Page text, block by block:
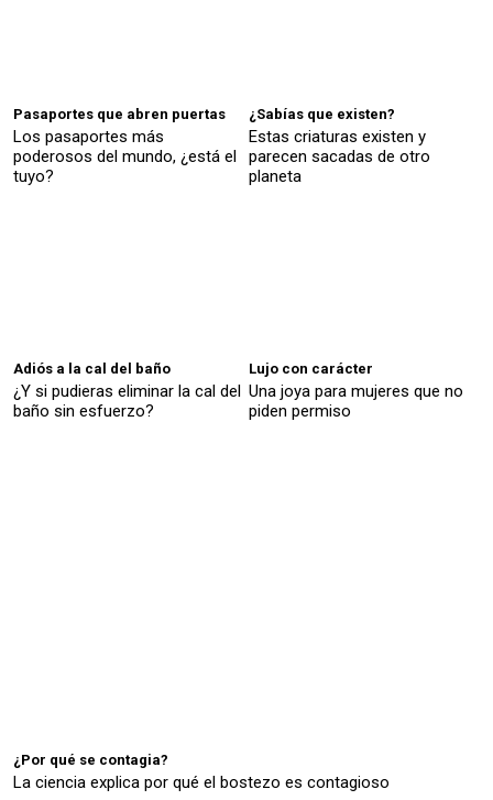
Pasaportes que abren puertas
Los pasaportes más
poderosos del mundo, ¿está el
tuyo?
¿Sabías que existen?
Estas criaturas existen y
parecen sacadas de otro
planeta
Adiós a la cal del baño
¿Y si pudieras eliminar la cal del
baño sin esfuerzo?
Lujo con carácter
Una joya para mujeres que no
piden permiso
¿Por qué se contagia?
La ciencia explica por qué el bostezo es contagioso